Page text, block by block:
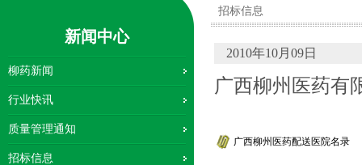
新闻中心
柳药新闻
行业快讯
质量管理通知
招标信息
招标信息
2010年10月09日
广西柳州医药有
广西柳州医药配送医院名录